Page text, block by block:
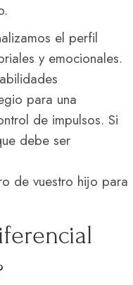
el perfil
y emocionales.
para una
de impulsos. Si
debe ser
de vuestro hijo para